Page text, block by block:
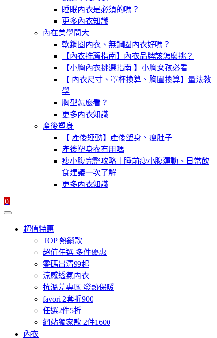
睡眠內衣是必須的嗎？
更多內衣知識
內在美學問大
軟鋼圈內衣、無鋼圈內衣好嗎？
【內衣推薦指南】內衣品牌該怎麼挑？
【小胸內衣挑選指南 】小胸女孩必看
【 內衣尺寸、罩杯換算、胸圍換算】量法教
學
胸型怎麼看？
更多內衣知識
產後塑身
【 產後運動】產後塑身、瘦肚子
產後塑身衣有用嗎
瘦小腹完整攻略｜睡前瘦小腹運動、日常飲
食建議一次了解
更多內衣知識
0
超值特惠
TOP 熱銷款
超值任選 多件優惠
零碼出清99起
涼感透氣內衣
抗溫差專區 發熱保暖
favori 2套折900
任選2件5折
網站獨家款 2件1600
內衣